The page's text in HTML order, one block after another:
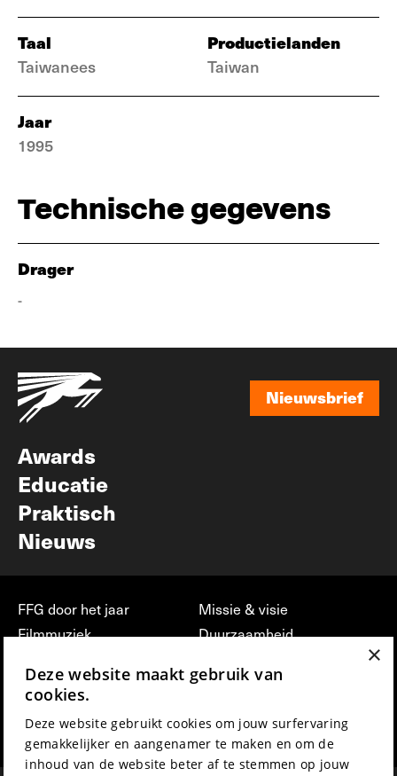
Taal
Taiwanees
Productielanden
Taiwan
Jaar
1995
Technische gegevens
Drager
-
Nieuwsbrief
Awards
Educatie
Praktisch
Nieuws
FFG door het jaar
Filmmuziek
Press & Industry
Film Fest Friends
Missie & visie
Duurzaamheid
vrijwilligerswerk bij FFG
Privacy & Disclaimer
×
Deze website maakt gebruik van
cookies.
Deze website gebruikt cookies om jouw surfervaring
gemakkelijker en aangenamer te maken en om de
inhoud van de website beter af te stemmen op jouw